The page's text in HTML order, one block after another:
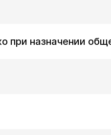
при назначении